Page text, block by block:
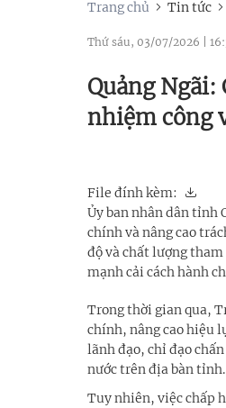
Trang chủ Tin tức
Thứ sáu, 03/07/2026
Quảng
nhiệm công
File đính kèm:
Ủy ban nhân dân tỉnh
chính và nâng cao
độ và chất lượng tham
mạnh cải cách hành
Trong thời gian qua,
chính, nâng cao hiệu
lãnh đạo, chỉ đạo
nước trên địa bàn tỉnh.
Tuy nhiên, việc chấp